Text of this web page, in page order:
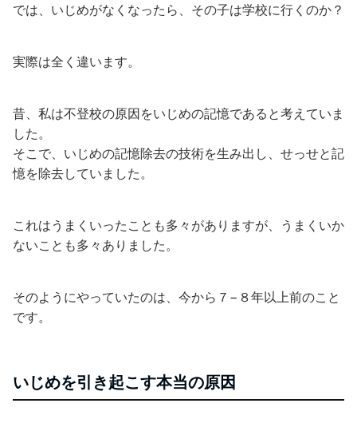
では、いじめがなくなったら、その子は学校に行くのか？
実際は全く違います。
昔、私は不登校の原因をいじめの記憶であると考えていま
した。
そこで、いじめの記憶除去の技術を生み出し、せっせと記
憶を除去していました。
これはうまくいったことも多々がありますが、うまくいか
ないことも多々ありました。
そのようにやっていたのは、今から７−８年以上前のこと
です。
いじめを引き起こす本当の原因